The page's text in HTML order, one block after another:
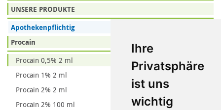
Ihre
Privatsphäre
ist uns
wichtig
UNSERE PRODUKTE
Apothekenpflichtig
Procain
Procain 0,5% 2 ml
Procain 1% 2 ml
Procain 2% 2 ml
Procain 2% 100 ml